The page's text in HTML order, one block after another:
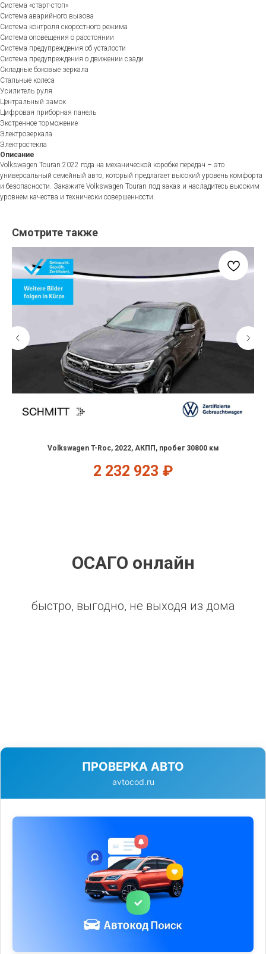
Система «старт-стоп»
Система аварийного вызова
Система контроля скоростного режима
Система оповещения о расстоянии
Система предупреждения об усталости
Система предупреждения о движении сзади
Складные боковые зеркала
Стальные колеса
Усилитель руля
Центральный замок
Цифровая приборная панель
Экстренное торможение
Электрозеркала
Электростекла
Описание
Volkswagen Touran 2022 года на механической коробке передач – это
универсальный семейный авто, который предлагает высокий уровень комфорта
и безопасности. Закажите Volkswagen Touran под заказ и насладитесь высоким
уровнем качества и технически совершенности.
Смотрите также
Volkswagen T-Roc, 2022, АКПП, пробег 30800 км
2 232 923 ₽
ОСАГО онлайн
быстро, выгодно, не выходя из дома
ПРОВЕРКА АВТО
avtocod.ru